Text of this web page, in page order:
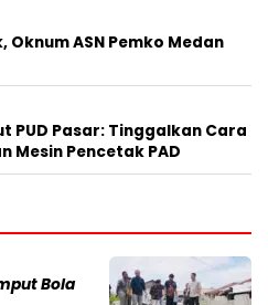
ASN Pemko Medan
PUD Pasar: Tinggalkan Cara
Mesin Pencetak PAD
Bola